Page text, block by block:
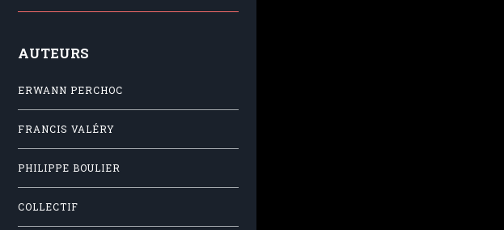
AUTEURS
ERWANN PERCHOC
FRANCIS VALÉRY
PHILIPPE BOULIER
COLLECTIF